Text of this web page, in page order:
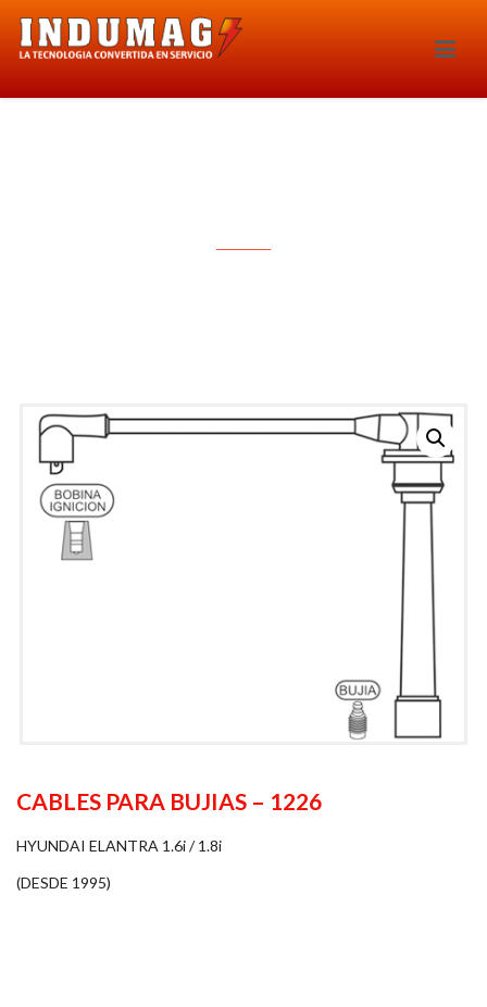
CABLES PARA BUJIAS – 1226
HYUNDAI ELANTRA 1.6i / 1.8i
(DESDE 1995)